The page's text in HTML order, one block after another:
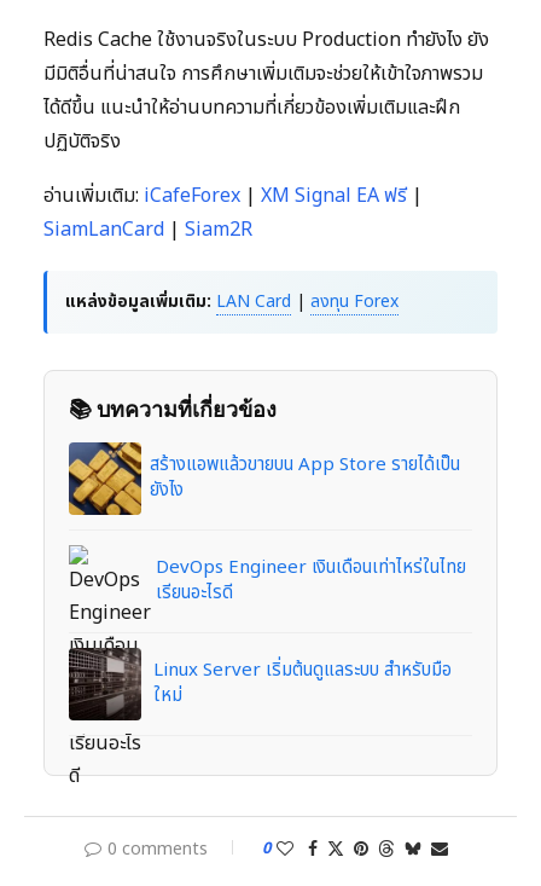
Redis Cache ใช้งานจริงในระบบ Production ทำยังไง ยัง
มีมิติอื่นที่น่าสนใจ การศึกษาเพิ่มเติมจะช่วยให้เข้าใจภาพรวม
ได้ดีขึ้น แนะนำให้อ่านบทความที่เกี่ยวข้องเพิ่มเติมและฝึก
ปฏิบัติจริง
อ่านเพิ่มเติม: iCafeForex | XM Signal EA ฟรี|
SiamLanCard | Siam2R
แหล่งข้อมูลเพิ่มเติม: LAN Card | ลงทุน Forex
📚 บทความที่เกี่ยวข้อง
สร้างแอพแล้วขายบน App Store รายได้เป็น
ยังไง
DevOps Engineer เงินเดือนเท่าไหร่ในไทย
เรียนอะไรดี
Linux Server เริ่มต้นดูแลระบบ สำหรับมือ
ใหม่
0 comments 0